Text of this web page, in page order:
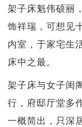
架子床魁伟硕丽
饰祥瑞，可想见
内室，于家宅生
床中之最。
架子床与女子闺
行，府邸厅堂多
一概简出，只深